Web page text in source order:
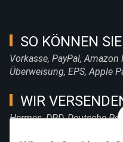
SO KÖNNEN
Vorkasse, PayPal, Amazon
Überweisung, EPS, Apple
WIR
Hermes, DPD, Deutsche